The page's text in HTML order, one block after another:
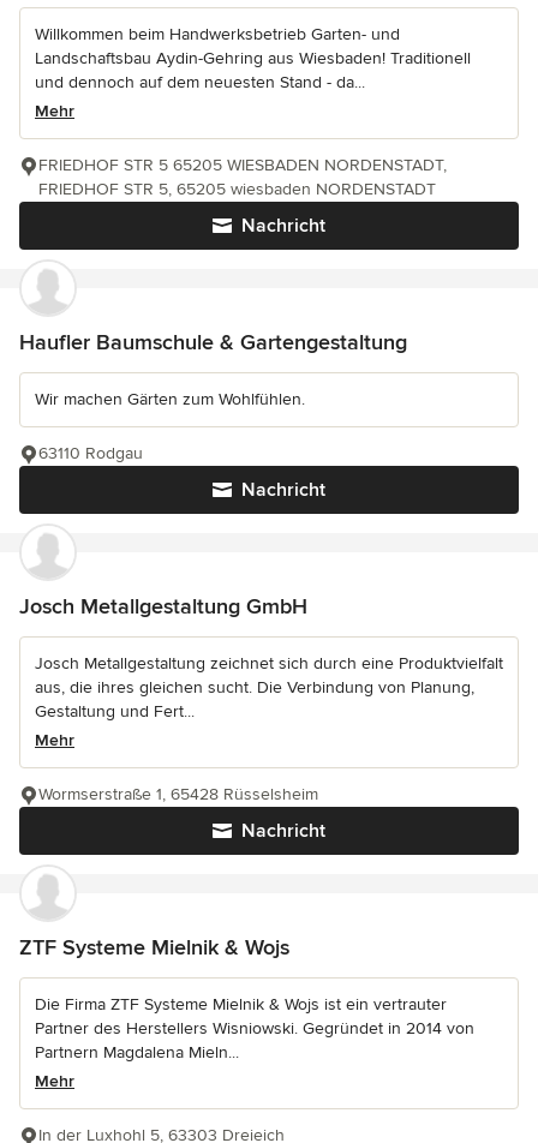
Willkommen beim Handwerksbetrieb Garten- und
Landschaftsbau Aydin-Gehring aus Wiesbaden! Traditionell
und dennoch auf dem neuesten Stand - da...
Mehr
Nachricht
FRIEDHOF STR 5 65205 WIESBADEN NORDENSTADT,
FRIEDHOF STR 5, 65205 wiesbaden NORDENSTADT
Haufler Baumschule & Gartengestaltung
Wir machen Gärten zum Wohlfühlen.
Nachricht
63110 Rodgau
Josch Metallgestaltung GmbH
Josch Metallgestaltung zeichnet sich durch eine Produktvielfalt
aus, die ihres gleichen sucht. Die Verbindung von Planung,
Gestaltung und Fert...
Mehr
Nachricht
Wormserstraße 1, 65428 Rüsselsheim
ZTF Systeme Mielnik & Wojs
Die Firma ZTF Systeme Mielnik & Wojs ist ein vertrauter
Partner des Herstellers Wisniowski. Gegründet in 2014 von
Partnern Magdalena Mieln...
Mehr
In der Luxhohl 5, 63303 Dreieich